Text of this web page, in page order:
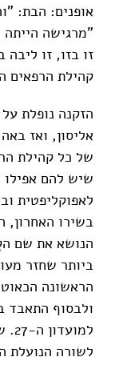
אופנים: הבת:
"מרגישה
זו בזו, זו
קהילת הרפאים
הזקנה נופלת
אליסון, ואז
של כל קהילת
שיש להם אפילו
לאפוקליפטית
בשירו האחרון,
הנושא את שם
ביותר שחזר
הראשונה
לשורה הנועלת